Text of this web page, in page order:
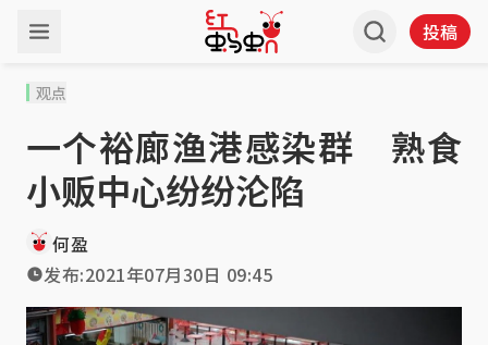
投稿
观点
一个裕廊渔港感染群 熟食
小贩中心纷纷沦陷
何盈
发布:2021年07月30日 09:45